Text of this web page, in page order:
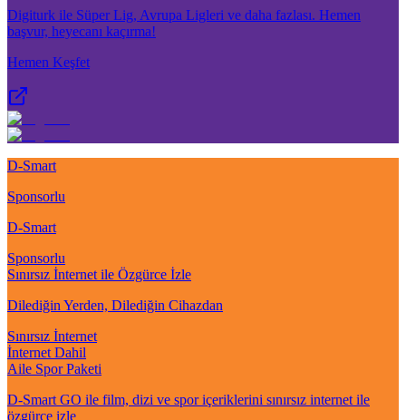
Digiturk ile Süper Lig, Avrupa Ligleri ve daha fazlası. Hemen
başvur, heyecanı kaçırma!
Hemen Keşfet
D-Smart
Sponsorlu
D-Smart
Sponsorlu
Sınırsız İnternet ile Özgürce İzle
Dilediğin Yerden, Dilediğin Cihazdan
Sınırsız İnternet
İnternet Dahil
Aile Spor Paketi
D-Smart GO ile film, dizi ve spor içeriklerini sınırsız internet ile
özgürce izle